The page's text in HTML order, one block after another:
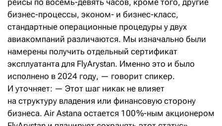
бизнес-процессы, эконом- и бизнес-класс,
стандартные операционные процедуры у двух
авиакомпаний различаются. Мы изначально были
намерены получить отдельный сертификат
эксплуатанта для FlyArystan. Именно это и было
исполнено в 2024 году, — говорит спикер.
И уточняет: — Этот шаг никак не влияет
на структуру владения или финансовую сторону
бизнеса. Air Astana остается 100 %-ным акционером